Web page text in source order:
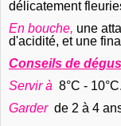
délicatement
En bouche, une
d'acidité, et une
Conseils de
Servir à 8°C - 10°C.
Garder de 2 à 4